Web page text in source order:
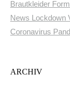
News Lockdown
Coronavirus